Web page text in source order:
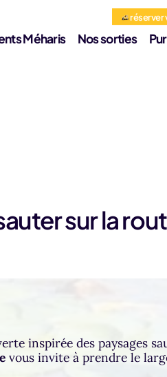
Méharis Nos sorties
réserver
sur la
inspirée des paysages
vous invite à prendre le